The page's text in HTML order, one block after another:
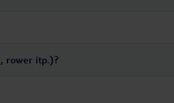
rower itp.)?